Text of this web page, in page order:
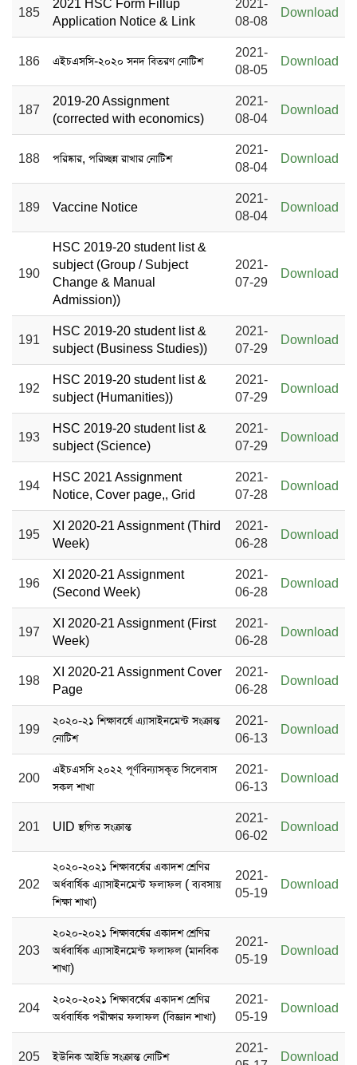
185
2021 HSC Form Fillup
Application Notice & Link
2021-
08-08
Download
186 এইচএসসি-২০২০ সনদ বিতরণ নোটিশ
2021-
08-05
Download
187
2019-20 Assignment
(corrected with economics)
2021-
08-04
Download
188 পরিষ্কার, পরিচ্ছন্ন রাখার নোটিশ
2021-
08-04
Download
189 Vaccine Notice
2021-
08-04
Download
190
HSC 2019-20 student list &
subject (Group / Subject
Change & Manual
Admission))
2021-
07-29
Download
191
HSC 2019-20 student list &
subject (Business Studies))
2021-
07-29
Download
192
HSC 2019-20 student list &
subject (Humanities))
2021-
07-29
Download
193
HSC 2019-20 student list &
subject (Science)
2021-
07-29
Download
194
HSC 2021 Assignment
Notice, Cover page,, Grid
2021-
07-28
Download
195
XI 2020-21 Assignment (Third
Week)
2021-
06-28
Download
196
XI 2020-21 Assignment
(Second Week)
2021-
06-28
Download
197
XI 2020-21 Assignment (First
Week)
2021-
06-28
Download
198
XI 2020-21 Assignment Cover
Page
2021-
06-28
Download
199
২০২০-২১ শিক্ষাবর্ষে এ্যাসাইনমেন্ট সংক্রান্ত
নোটিশ
2021-
06-13
Download
200
এইচএসসি ২০২২ পূর্ণবিন্যাসকৃত সিলেবাস
সকল শাখা
2021-
06-13
Download
201 UID স্থগিত সংক্রান্ত
2021-
06-02
Download
202
২০২০-২০২১ শিক্ষাবর্ষের একাদশ শ্রেণির
অর্ধবার্ষিক এ্যাসাইনমেন্ট ফলাফল ( ব্যবসায়
শিক্ষা শাখা)
2021-
05-19
Download
203
২০২০-২০২১ শিক্ষাবর্ষের একাদশ শ্রেণির
অর্ধবার্ষিক এ্যাসাইনমেন্ট ফলাফল (মানবিক
শাখা)
2021-
05-19
Download
204
২০২০-২০২১ শিক্ষাবর্ষের একাদশ শ্রেণির
অর্ধবার্ষিক পরীক্ষার ফলাফল (বিজ্ঞান শাখা)
2021-
05-19
Download
205 ইউনিক আইডি সংক্রান্ত নোটিশ
2021-
Download